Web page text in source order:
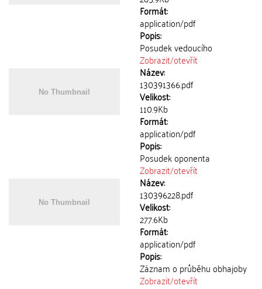
Formát:
application/pdf
Popis:
Posudek vedoucího
Zobrazit/otevřít
Název:
130391366.pdf
Velikost:
110.9Kb
Formát:
application/pdf
Popis:
Posudek oponenta
Zobrazit/otevřít
Název:
130396228.pdf
Velikost:
277.6Kb
Formát:
application/pdf
Popis:
Záznam o průběhu obhajoby
Zobrazit/otevřít